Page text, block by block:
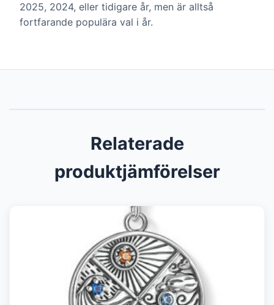
2025, 2024, eller tidigare år, men är alltså
fortfarande populära val i år.
Relaterade
produktjämförelser